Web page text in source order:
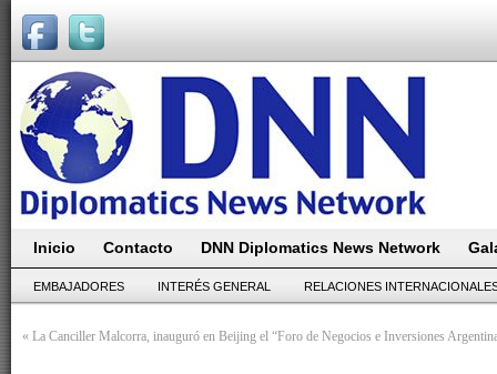
Inicio Contacto DNN Diplomatics News Network
EMBAJADORES INTERÉS GENERAL RELACIONES
« La Canciller Malcorra, inauguró en Beijing el “Foro de Negocios e Inversiones